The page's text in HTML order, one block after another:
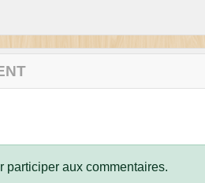
participer aux commentaires.